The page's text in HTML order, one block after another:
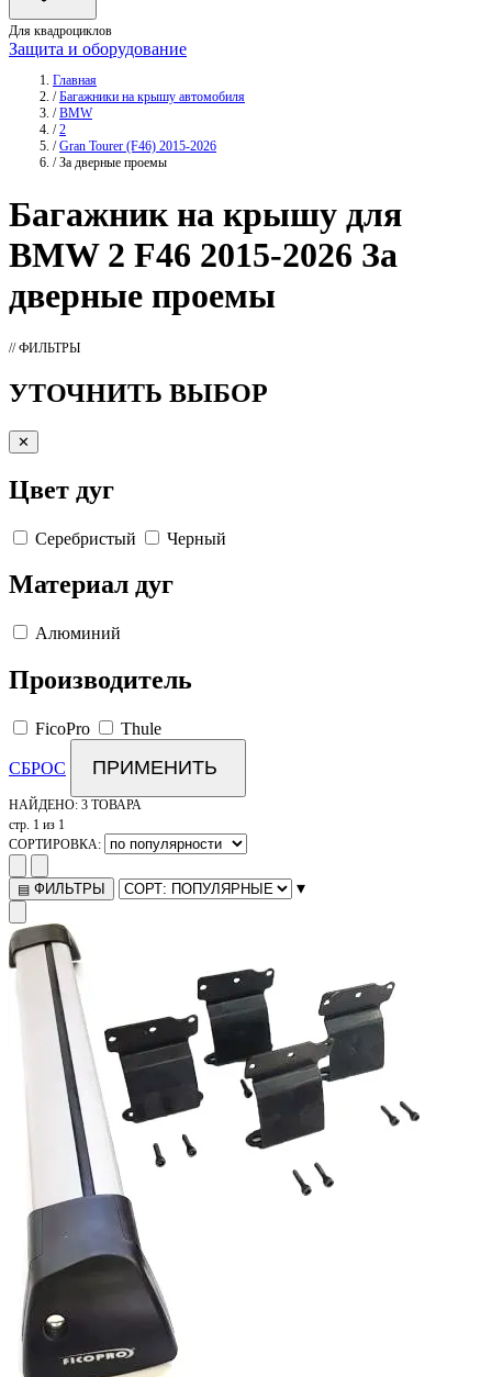
Для квадроциклов
Защита и оборудование
Главная
/ Багажники на крышу автомобиля
/ BMW
/ 2
/ Gran Tourer (F46) 2015-2026
/ За дверные проемы
Багажникна крышу для
BMW 2 F46 2015-2026 За
дверные проемы
// ФИЛЬТРЫ
УТОЧНИТЬ ВЫБОР
✕
Цвет дуг
Серебристый Черный
Материал дуг
Алюминий
Производитель
FicoPro Thule
СБРОС ПРИМЕНИТЬ
НАЙДЕНО: 3 ТОВАРА
стр. 1 из 1
СОРТИРОВКА:
▤ ФИЛЬТРЫ ▾